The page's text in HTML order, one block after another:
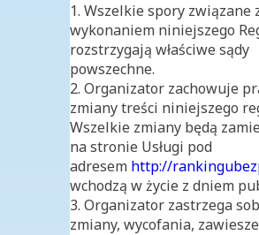
1. Wszelkie spory związane
wykonaniem niniejszego
rozstrzygają właściwe sądy
powszechne.
2. Organizator zachowuje
zmiany treści niniejszego
Wszelkie zmiany będą
na stronie Usługi pod
adresem http://
wchodzą w życie z dniem
3. Organizator zastrzega
zmiany, wycofania,